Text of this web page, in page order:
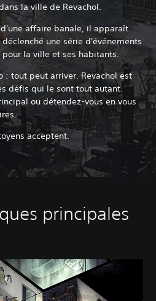
la ville de Revachol.
affaire banale, il apparaît
une série d'événements
la ville et ses habitants.
: tout peut arriver. Revachol est
défis qui le sont tout autant.
ou détendez-vous en vous
acceptent.
principales